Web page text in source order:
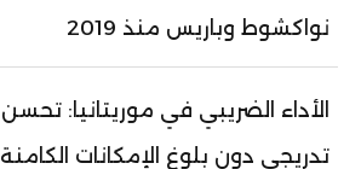
أحمد سالم ولد بكار
أحمد سيد أحمد أج
نواكشوط وباريس منذ 2019
الأداء الضريبي في موريتانيا: تحسن
تدريجي دون بلوغ الإمكانات الكامنة